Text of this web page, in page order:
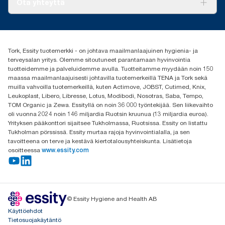
(+358) 9 5068 8222
Oy Essity Finland Ab
Revontulenkuja 1
02100 Espoo
Tork, Essity tuotemerkki - on johtava maailmanlaajuinen hygienia- ja
terveysalan yritys. Olemme sitoutuneet parantamaan hyvinvointia
tuotteidemme ja palveluidemme avulla. Tuotteitamme myydään noin 150
maassa maailmanlaajuisesti johtavilla tuotemerkeillä TENA ja Tork sekä
muilla vahvoilla tuotemerkeillä, kuten Actimove, JOBST, Cutimed, Knix,
Leukoplast, Libero, Libresse, Lotus, Modibodi, Nosotras, Saba, Tempo,
TOM Organic ja Zewa. Essityllä on noin 36 000 työntekijää. Sen liikevaihto
oli vuonna 2024 noin 146 miljardia Ruotsin kruunua (13 miljardia euroa).
Yrityksen pääkonttori sijaitsee Tukholmassa, Ruotsissa. Essity on listattu
Tukholman pörssissä. Essity murtaa rajoja hyvinvointialalla, ja sen
tavoitteena on terve ja kestävä kiertotalousyhteiskunta. Lisätietoja
osoitteessa www.essity.com
© Essity Hygiene and Health AB
Käyttöehdot
Tietosuojakäytäntö